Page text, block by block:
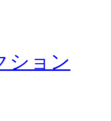
ション